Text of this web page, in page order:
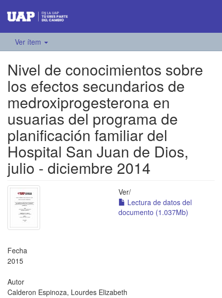
Ver ítem
Nivel de conocimientos sobre
los efectos secundarios de
medroxiprogesterona en
usuarias del programa de
planificación familiar del
Hospital San Juan de Dios,
julio - diciembre 2014
Ver/
Lectura de datos del
documento (1.037Mb)
Fecha
2015
Autor
Calderon Espinoza, Lourdes Elizabeth